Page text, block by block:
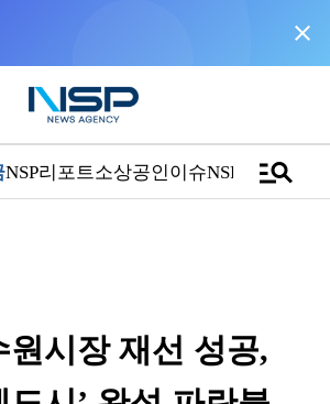
close
NSP리포트소상공인이슈NSPTVmanage_search
원시장 재선 성공,